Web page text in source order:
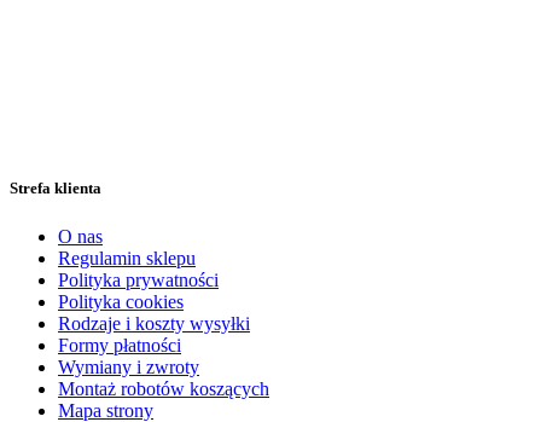
Strefa klienta
O nas
Regulamin sklepu
Polityka prywatności
Polityka cookies
Rodzaje i koszty wysyłki
Formy płatności
Wymiany i zwroty
Montaż robotów koszących
Mapa strony